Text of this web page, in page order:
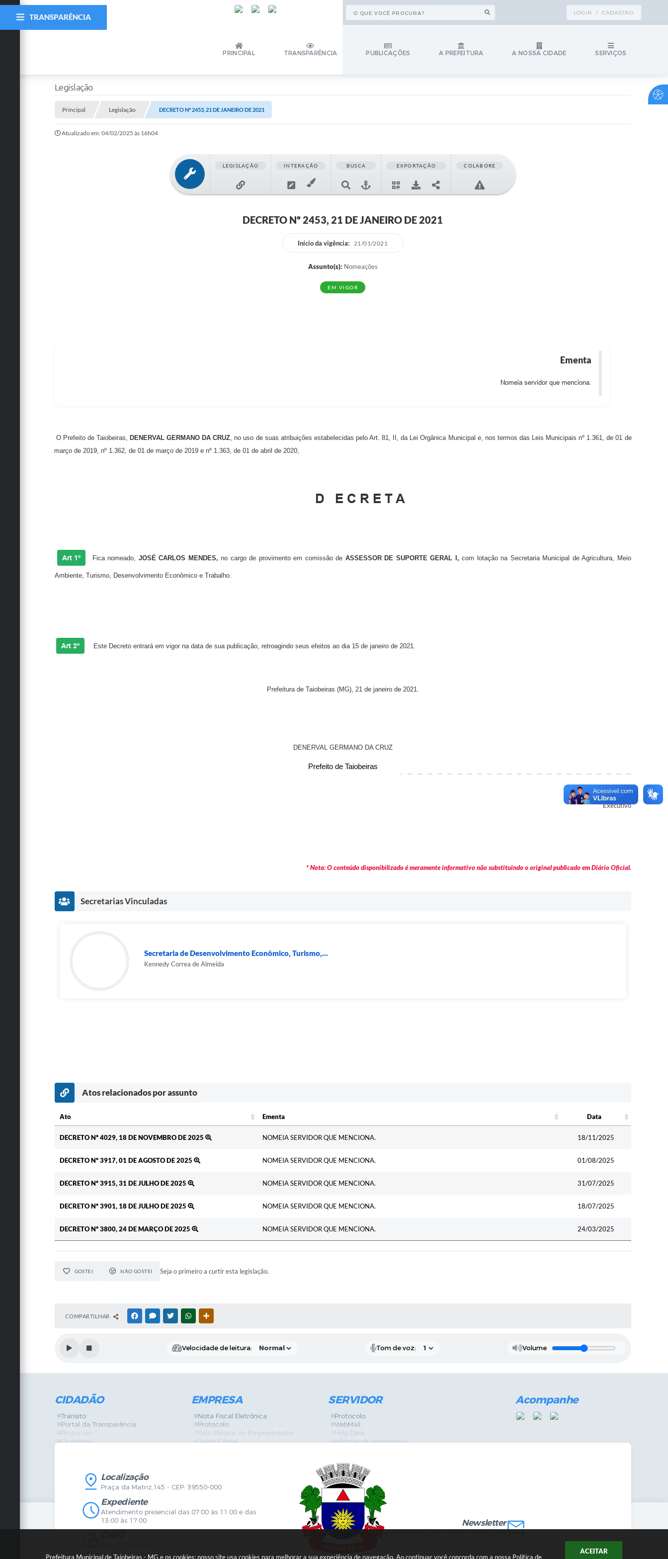
Prefeitura Municipal de Taiobeiras - MG e os cookies: nosso site usa cookies para melhorar a sua experiência de navegação. Ao continuar você concorda com a nossa Política de
ACEITAR
LOGIN / CADASTRO
PRINCIPAL TRANSPARÊNCIA PUBLICAÇÕES A PREFEITURA A NOSSA CIDADE SERVIÇOS
TRANSPARÊNCIA
Legislação
Principal Legislação DECRETO Nº 2453, 21 DE JANEIRO DE 2021
Atualizado em: 04/02/2025 às 16h04
LEGISLAÇÃO INTERAÇÃO BUSCA EXPORTAÇÃO COLABORE
DECRETO Nº 2453, 21 DE JANEIRO DE 2021
Início da vigência: 21/01/2021
Assunto(s): Nomeações
EM VIGOR
Ementa
Nomeia servidor que menciona.
O Prefeito de Taiobeiras, DENERVAL GERMANO DA CRUZ, no uso de suas atribuições estabelecidas pelo Art. 81, II, da Lei Orgânica Municipal e, nos termos das Leis Municipais nº 1.361, de 01 de
março de 2019, nº 1.362, de 01 de março de 2019 e nº 1.363, de 01 de abril de 2020,
D E C R E T A
Art 1º Fica nomeado, JOSÉ CARLOS MENDES, no cargo de provimento em comissão de ASSESSOR DE SUPORTE GERAL I,com lotação na Secretaria Municipal de Agricultura, Meio
Ambiente, Turismo, Desenvolvimento Econômico e Trabalho.
Art 2º Este Decreto entrará em vigor na data de sua publicação, retroagindo seus efeitos ao dia 15 de janeiro de 2021.
Prefeitura de Taiobeiras (MG), 21 de janeiro de 2021.
DENERVAL GERMANO DA CRUZ
Prefeito de Taiobeiras
Autor
Executivo
* Nota: O conteúdo disponibilizado é meramente informativo não substituindo o original publicado em Diário Oficial.
Secretarias Vinculadas
Secretaria de Desenvolvimento Econômico, Turismo,...
Kennedy Correa de Almeida
Atos relacionados por assunto
Ato Ementa
Data
DECRETO Nº 4029, 18 DE NOVEMBRO DE 2025
NOMEIA SERVIDOR QUE MENCIONA. 18/11/2025
DECRETO Nº 3917, 01 DE AGOSTO DE 2025 NOMEIA SERVIDOR QUE MENCIONA. 01/08/2025
DECRETO Nº 3915, 31 DE JULHO DE 2025 NOMEIA SERVIDOR QUE MENCIONA. 31/07/2025
DECRETO Nº 3901, 18 DE JULHO DE 2025 NOMEIA SERVIDOR QUE MENCIONA. 18/07/2025
DECRETO Nº 3800, 24 DE MARÇO DE 2025 NOMEIA SERVIDOR QUE MENCIONA. 24/03/2025
GOSTEI NÃO GOSTEI Seja o primeiro a curtir esta legislação.
COMPARTILHAR FACEBOOKMESSENGER
TWITTERWHATSAPP
Velocidade de leitura: Tom de voz: Volume
CIDADÃO
Transito
Portal da Transparência
Protocolo
Ouvidoria
Legislação
Diário Oficial
Mapa do Site
Certidões
Agenda de Eventos
Concursos
EMPRESA
Nota Fiscal Eletrônica
Protocolo
Sala Mineira do Empreendedor
Diário Oficial
Serviços Online
Vigilância Sanitária
SERVIDOR
Protocolo
WebMail
Help Desk
Informe de rendimento
GPI
Diário Oficial
Fale com RH
SGDI - Sistema de Gerência de Demandas Internas
Concurso Público e Processo Seletivo
Portal da Atenção Primaria
Acompanhe
Localização
Praça da Matriz,145 - CEP: 39550-000
Expediente
Atendimento presencial das 07:00 às 11:00 e das
13:00 às 17:00
Newsletter